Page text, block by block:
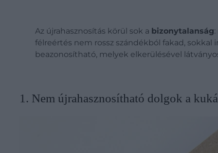
Az újrahasznosítás körül sok a bizonytalanság
félreértés nem rossz szándékból fakad,
beazonosítható, melyek elkerülésével
1. Nem újrahasznosítható dolgok a